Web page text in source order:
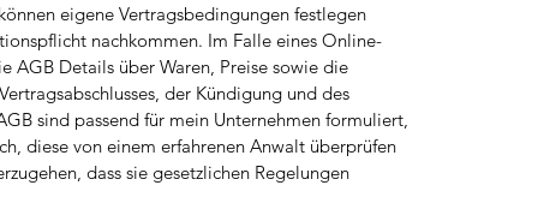
eigene Vertragsbedingungen festlegen
nachkommen. Im Falle eines Online-
AGB Details über Waren, Preise sowie die
der Kündigung und des
sind passend für mein Unternehmen formuliert,
diese von einem erfahrenen Anwalt überprüfen
dass sie gesetzlichen Regelungen